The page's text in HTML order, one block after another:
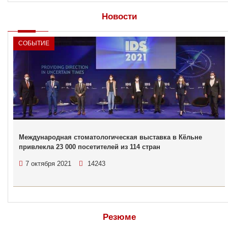
Новости
СОБЫТИЕ
Международная стоматологическая выставка в Кёльне
привлекла 23 000 посетителей из 114 стран
7 октября 2021 14243
Резюме